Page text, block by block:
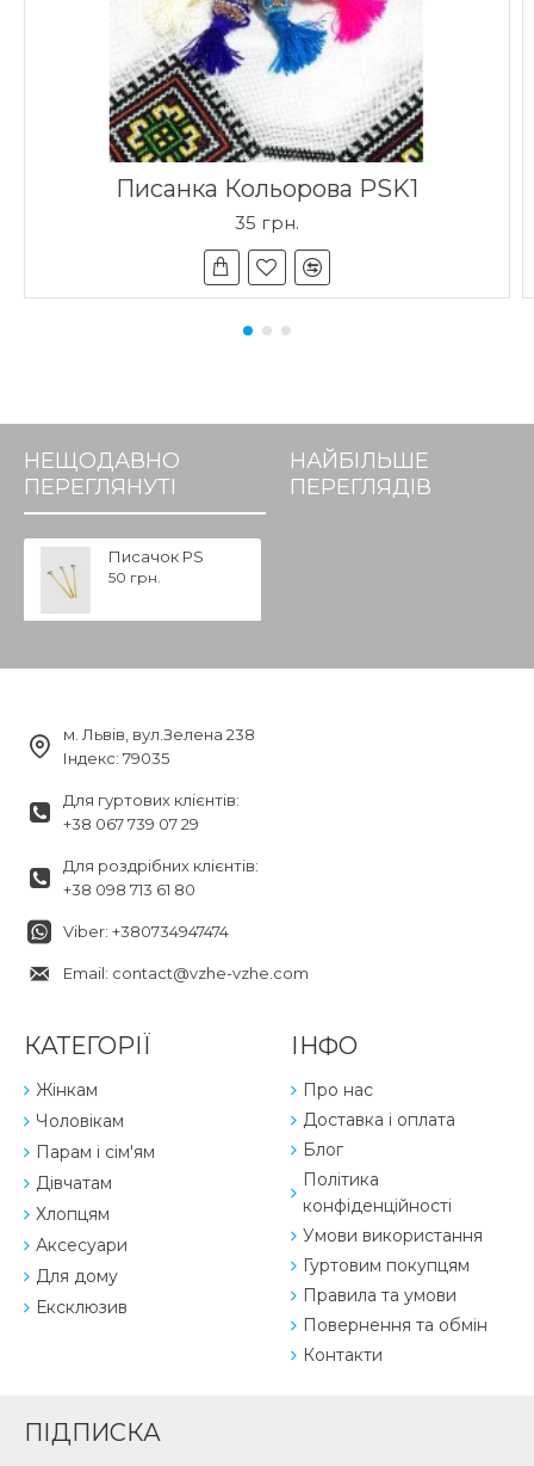
Писанка Кольорова PSK1
35 грн.
НЕЩОДАВНО
ПЕРЕГЛЯНУТІ
НАЙБІЛЬШЕ
ПЕРЕГЛЯДІВ
Писачок PS
50 грн.
м. Львів, вул.Зелена 238
Індекс: 79035
Для гуртових клієнтів:
+38 067 739 07 29
Для роздрібних клієнтів:
+38 098 713 61 80
Viber: +380734947474
Email: contact@vzhe-vzhe.com
КАТЕГОРІЇ
Жінкам
Чоловікам
Парам і сім'ям
Дівчатам
Хлопцям
Аксесуари
Для дому
Ексклюзив
ІНФО
Про нас
Доставка і оплата
Блог
Політика
конфіденційності
Умови використання
Гуртовим покупцям
Правила та умови
Повернення та обмін
Контакти
ПІДПИСКА